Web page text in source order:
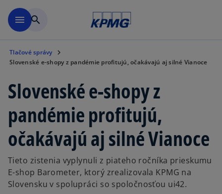
menu search
Tlačové správy
Slovenské e-shopy z pandémie profitujú, očakávajú aj silné Vianoce
Slovenské e-shopy z
pandémie profitujú,
očakávajú aj silné Vianoce
Tieto zistenia vyplynuli z piateho ročníka prieskumu
E-shop Barometer, ktorý zrealizovala KPMG na
Slovensku v spolupráci so spoločnosťou ui42.